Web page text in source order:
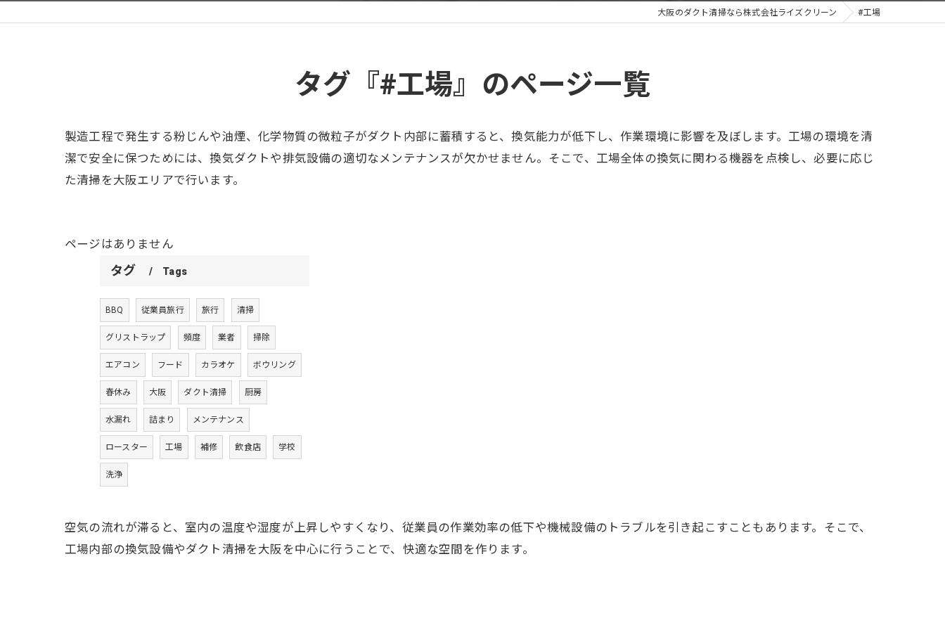
大阪のダクト清掃なら株式会社ライズクリーン #工場
タグ『#工場』のページ一覧
製造工程で発生する粉じんや油煙、化学物質の微粒子がダクト内部に蓄積すると、換気能力が低下し、作業環境に影響を及ぼします。工場の環境を清
潔で安全に保つためには、換気ダクトや排気設備の適切なメンテナンスが欠かせません。そこで、工場全体の換気に関わる機器を点検し、必要に応じ
た清掃を大阪エリアで行います。
ページはありません
タグ Tags
BBQ 従業員旅行 旅行 清掃
グリストラップ 頻度 業者 掃除
エアコン フード カラオケ ボウリング
春休み 大阪 ダクト清掃 厨房
水漏れ 詰まり メンテナンス
ロースター 工場 補修 飲食店 学校
洗浄
空気の流れが滞ると、室内の温度や湿度が上昇しやすくなり、従業員の作業効率の低下や機械設備のトラブルを引き起こすこともあります。そこで、
工場内部の換気設備やダクト清掃を大阪を中心に行うことで、快適な空間を作ります。